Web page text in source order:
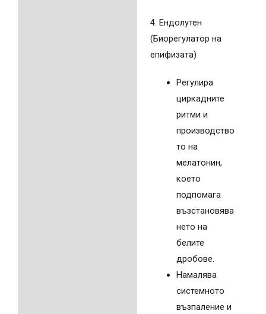
4. Ендолутен
(Биорегулатор на
епифизата)
Регулира
циркадните
ритми и
производство
то на
мелатонин,
което
подпомага
възстановява
нето на
белите
дробове.
Намалява
системното
възпаление и